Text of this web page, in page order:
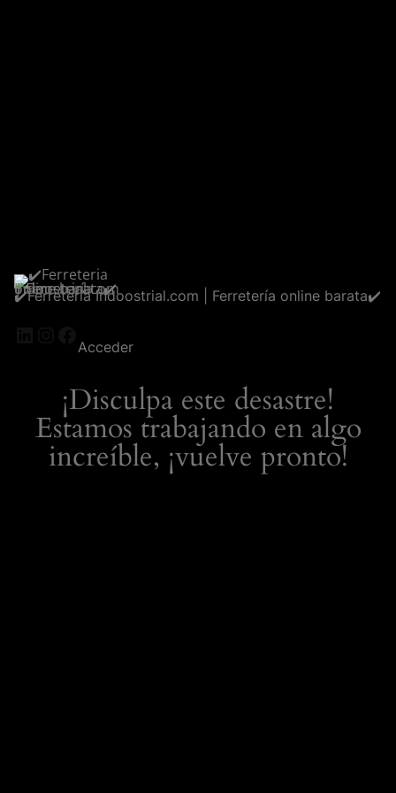
✔️Ferreteria Indoostrial.com | Ferretería online barata✔️
LinkedIn
Instagram
Facebook
Acceder
¡Disculpa este desastre!
Estamos trabajando en algo
increíble, ¡vuelve pronto!